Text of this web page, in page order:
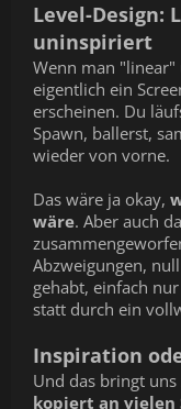
Level-Design:
uninspiriert
Wenn man
eigentlich ein
erscheinen. Du
Spawn, ballerst,
wieder von vorne.
Das wäre ja okay,
wäre. Aber auch
Abzweigungen,
gehabt, einfach nur
statt durch ein
Inspiration
Und das bringt
kopiert an vielen